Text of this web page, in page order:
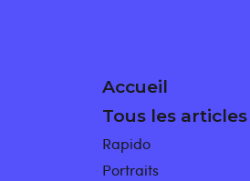
Accueil
Tous les articles
Rapido
Portraits